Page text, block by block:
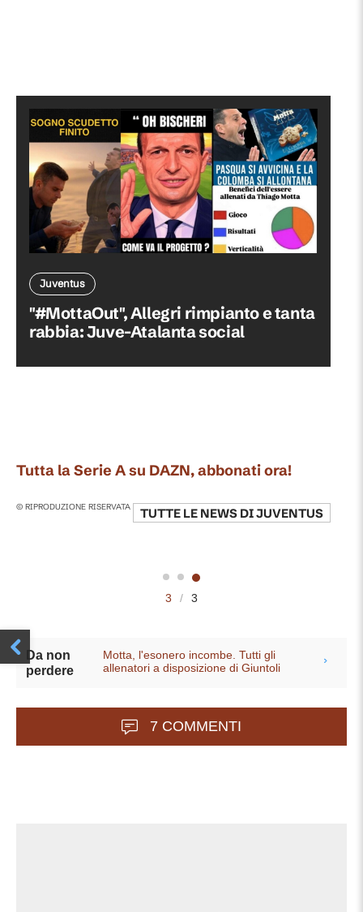
Juventus
"#MottaOut", Allegri rimpianto e tanta
rabbia: Juve-Atalanta social
Tutta la Serie A su DAZN, abbonati ora!
© RIPRODUZIONE RISERVATA TUTTE LE NEWS DIJUVENTUS
3 / 3
Da non
perdere
Motta, l'esonero incombe. Tutti gli
allenatori a disposizione di Giuntoli
7 COMMENTI